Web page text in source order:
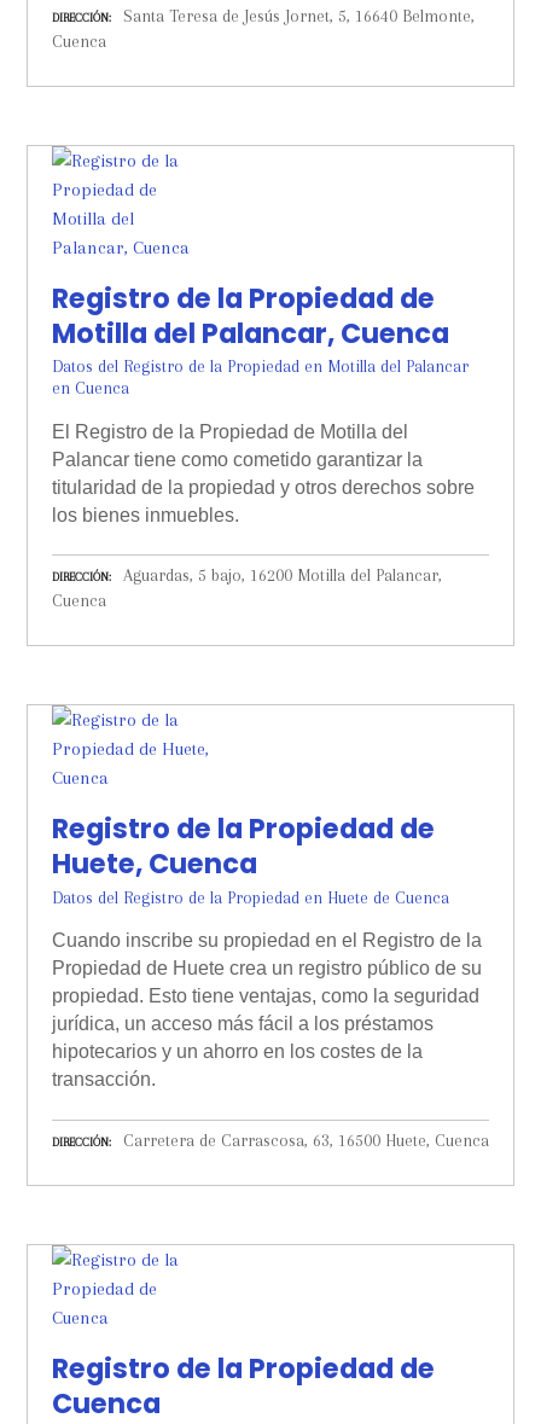
DIRECCIÓN
Santa Teresa de Jesús Jornet, 5, 16640 Belmonte,
Cuenca
Registro de la Propiedad de
Motilla del Palancar, Cuenca
Datos del Registro de la Propiedad en Motilla del Palancar
en Cuenca
El Registro de la Propiedad de Motilla del
Palancar tiene como cometido garantizar la
titularidad de la propiedad y otros derechos sobre
los bienes inmuebles.
DIRECCIÓN
Aguardas, 5 bajo, 16200 Motilla del Palancar,
Cuenca
Registro de la Propiedad de
Huete, Cuenca
Datos del Registro de la Propiedad en Huete de Cuenca
Cuando inscribe su propiedad en el Registro de la
Propiedad de Huete crea un registro público de su
propiedad. Esto tiene ventajas, como la seguridad
jurídica, un acceso más fácil a los préstamos
hipotecarios y un ahorro en los costes de la
transacción.
DIRECCIÓN Carretera de Carrascosa, 63, 16500 Huete, Cuenca
Registro de la Propiedad de
Cuenca